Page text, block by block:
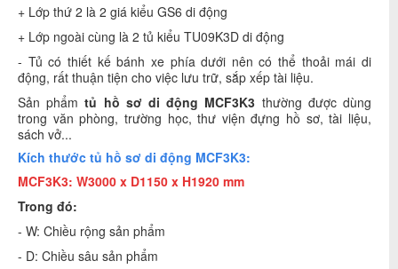
+ Lớp thứ 2 là 2 giá kiểu GS6 di động
+ Lớp ngoài cùng là 2 tủ kiểu TU09K3D di động
- Tủ có thiết kế bánh xe phía dưới nên có thể thoải mái di
động, rất thuận tiện cho việc lưu trữ, sắp xếp tài liệu.
Sản phẩmtủ hồ sơ di động MCF3K3 thường được dùng
trong văn phòng, trường học, thư viện đựng hồ sơ, tài liệu,
sách vở...
Kích thước tủ hồ sơ di động MCF3K3:
MCF3K3: W3000 x D1150 x H1920 mm
Trong đó:
- W: Chiều rộng sản phẩm
- D: Chiều sâu sản phẩm